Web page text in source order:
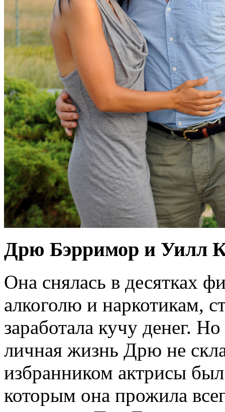
Дрю Бэрримор и Уилл
Она снялась в десятках
алкоголю и наркотикам,
заработала кучу денег.
личная жизнь Дрю не
избранником актрисы
которым она прожила